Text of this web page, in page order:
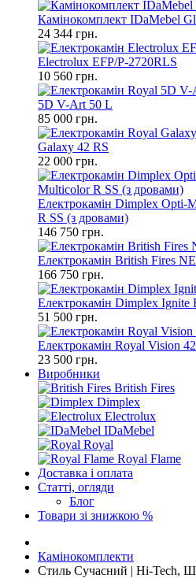
Камінокомплект IDaMebel
24 344 грн.
Electrolux EFP/P-2720RLS
10 560 грн.
5D V-Art 50 L
85 000 грн.
Galaxy 42 RS
22 000 грн.
Електрокамін Dimplex Opti-
R SS (з дровами)
146 750 грн.
Електрокамін British Fires
166 750 грн.
Електрокамін Dimplex
51 500 грн.
Електрокамін Royal Vision
23 500 грн.
Виробники
British Fires
Dimplex
Electrolux
IDaMebel
Royal
Royal Flame
Доставка і оплата
Статті, огляди
Блог
Товари зі знижкою %
Камінокомплекти
Стиль Сучасний | Hi-Tech,